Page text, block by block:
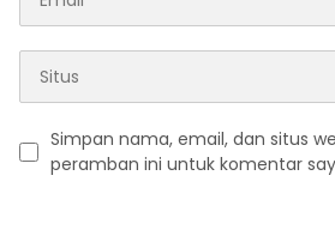
Simpan nama, email, dan situs
peramban ini untuk komentar